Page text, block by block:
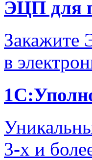
ЭЦП для
Закажите
в
3-х и